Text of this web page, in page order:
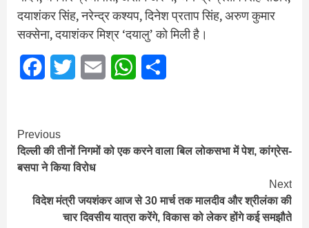
दयाशंकर सिंह, नरेन्द्र कश्यप, दिनेश प्रताप सिंह, अरुण कुमार
सक्सेना, दयाशंकर मिश्र ‘दयालु’ को मिली है।
FacebookTwitter Email WhatsApp
Continue
Reading
Previous
दिल्ली की तीनों निगमों को एक करने वाला बिल लोकसभा में पेश, कांग्रेस-
बसपा ने किया विरोध
Next
विदेश मंत्री जयशंकर आज से 30 मार्च तक मालदीव और श्रीलंका की
चार दिवसीय यात्रा करेंगे, विकास को लेकर होंगे कई समझौते